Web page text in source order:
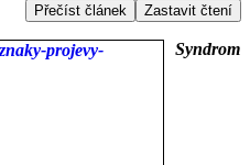
Přečíst článek Zastavit čtení
Syndrom